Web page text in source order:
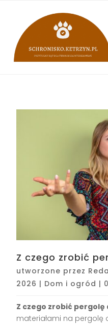
Z czego zrobić
utworzone przez
2026 | Dom i ogród |
Z czego zrobić pergolę
materiałami na pergolę